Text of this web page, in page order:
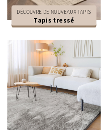
DÉCOUVRE DE NOUVEAUX TAPIS
Tapis tressé